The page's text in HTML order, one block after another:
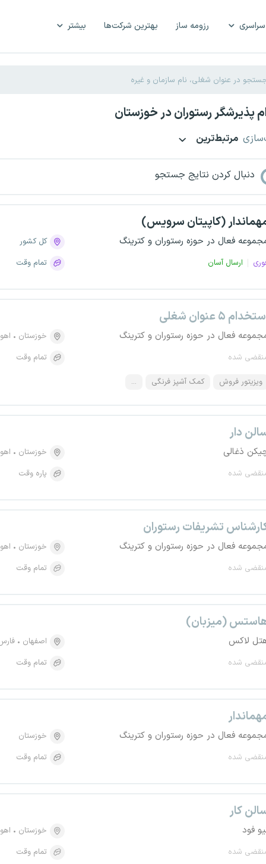
رزومه ساز بهترین شرکت‌ها بیشتر
پذیرشگر رستوران در خوزستان
مرتبط‌ترین
دنبال کردن نتایج جستجو
(کاپیتان سرویس)
فعال در حوزه رستوران و کترینگ
ارسال آسان
کل کشور
تمام وقت
۵ عنوان شغلی
فعال در حوزه رستوران و کترینگ
شده
خوزستان
تمام وقت
ویزیتور فروش کمک آشپز فرنگی ...
دار
ذغالی
شده
خوزستان
پاره وقت
تشریفات رستوران
فعال در حوزه رستوران و کترینگ
شده
خوزستان
تمام وقت
(میزبان)
لاکس
شده
اصفهان
تمام وقت
فعال در حوزه رستوران و کترینگ
شده
خوزستان
تمام وقت
کار
فود
شده
خوزستان
تمام وقت